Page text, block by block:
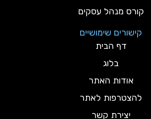
קורס מנהל עסקים
קישורים שימושיים
דף הבית
בלוג
אודות האתר
להצטרפות לאתר
יצירת קשר